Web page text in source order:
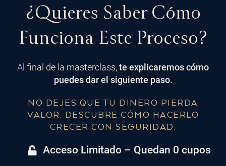
¿Quieres Saber Cómo
Funciona Este Proceso?
Al final de la masterclass,te explicaremos cómo
puedes dar el siguiente paso.
NO DEJES QUE TU DINERO PIERDA
VALOR. DESCUBRE CÓMO HACERLO
CRECER CON SEGURIDAD.
Acceso Limitado – Quedan 0 cupos